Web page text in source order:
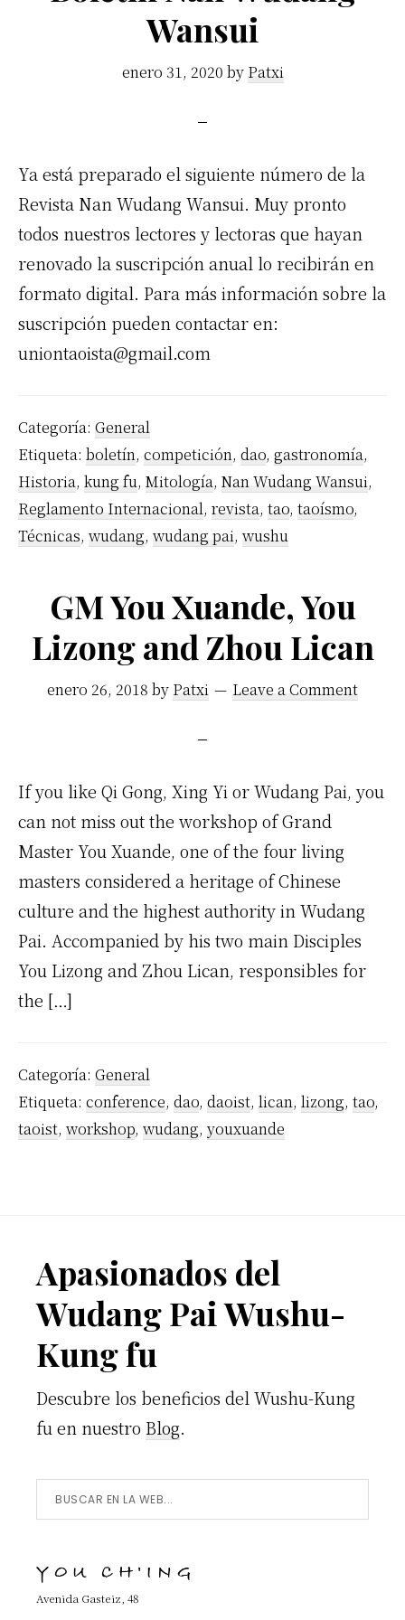
Wansui
enero 31, 2020 by Patxi
Ya está preparado el siguiente número de la
Revista Nan Wudang Wansui. Muy pronto
todos nuestros lectores y lectoras que hayan
renovado la suscripción anual lo recibirán en
formato digital. Para más información sobre la
suscripción pueden contactar en:
uniontaoista@gmail.com
Categoría: General
Etiqueta: boletín, competición, dao, gastronomía,
Historia, kung fu, Mitología, Nan Wudang Wansui,
Reglamento Internacional, revista, tao, taoísmo,
Técnicas, wudang, wudang pai, wushu
GM You Xuande, You
Lizong and Zhou Lican
enero 26, 2018 by Patxi Leave a Comment
If you like Qi Gong, Xing Yi or Wudang Pai, you
can not miss out the workshop of Grand
Master You Xuande, one of the four living
masters considered a heritage of Chinese
culture and the highest authority in Wudang
Pai. Accompanied by his two main Disciples
You Lizong and Zhou Lican, responsibles for
the […]
Categoría: General
Etiqueta: conference, dao, daoist, lican, lizong, tao,
taoist, workshop, wudang, youxuande
Footer
Apasionados del
Wudang Pai Wushu-
Kung fu
Descubre los beneficios del Wushu-Kung
fu en nuestro Blog.
Buscar
en
Web...
YOU CH'ING
Avenida Gasteiz, 48